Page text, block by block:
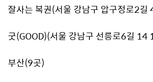
잘사는 복권(서울 강남구 압구정로2
굿(GOOD)(서울 강남구 선릉로6길 14
부산(9곳)